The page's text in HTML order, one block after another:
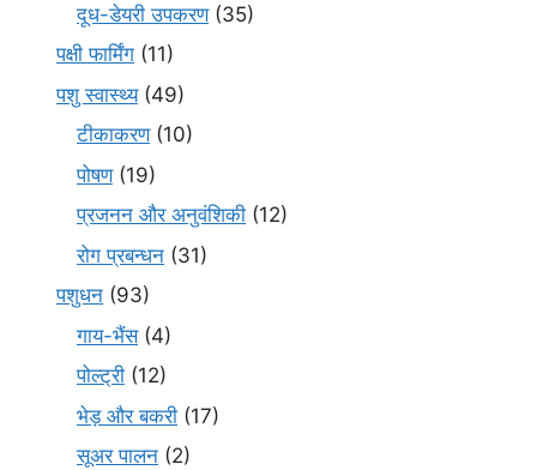
दूध-डेयरी उपकरण(35)
पक्षी फार्मिंग (11)
पशु स्वास्थ्य(49)
टीकाकरण(10)
पोषण(19)
प्रजनन और अनुवंशिकी (12)
रोग प्रबन्धन (31)
पशुधन (93)
गाय-भैंस(4)
पोल्ट्री (12)
भेड़ और बकरी (17)
सूअर पालन (2)